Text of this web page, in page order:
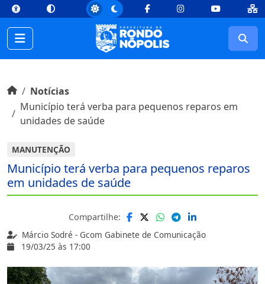
topConteúdo [1] Menu Principal [2] Busca [3] Rodapé [4]
FacebookInstagramYoutube
Início do conteúdo
InícioNotícias
Município terá verba para pequenos reparos em
unidades de saúde
MANUTENÇÃO
Município terá verba para pequenos reparos
em unidades de saúde
Márcio Sodré - Gcom Gabinete de Comunicação
19/03/25 às 17:00
Compartilhe: